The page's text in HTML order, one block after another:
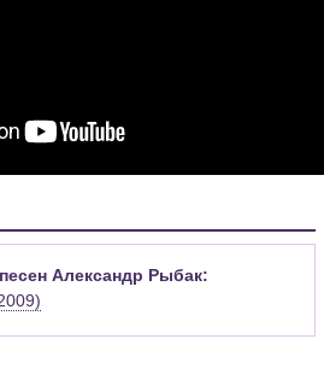
Александр Рыбак: